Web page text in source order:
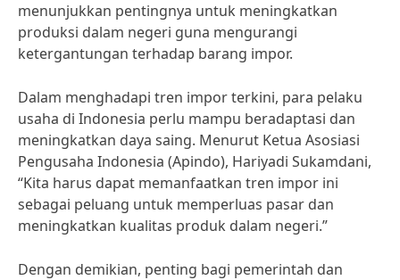
menunjukkan pentingnya untuk meningkatkan
produksi dalam negeri guna mengurangi
ketergantungan terhadap barang impor.
Dalam menghadapi tren impor terkini, para pelaku
usaha di Indonesia perlu mampu beradaptasi dan
meningkatkan daya saing. Menurut Ketua Asosiasi
Pengusaha Indonesia (Apindo), Hariyadi Sukamdani,
“Kita harus dapat memanfaatkan tren impor ini
sebagai peluang untuk memperluas pasar dan
meningkatkan kualitas produk dalam negeri.”
Dengan demikian, penting bagi pemerintah dan